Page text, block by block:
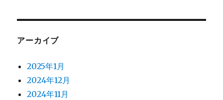
アーカイブ
2025年1月
2024年12月
2024年11月